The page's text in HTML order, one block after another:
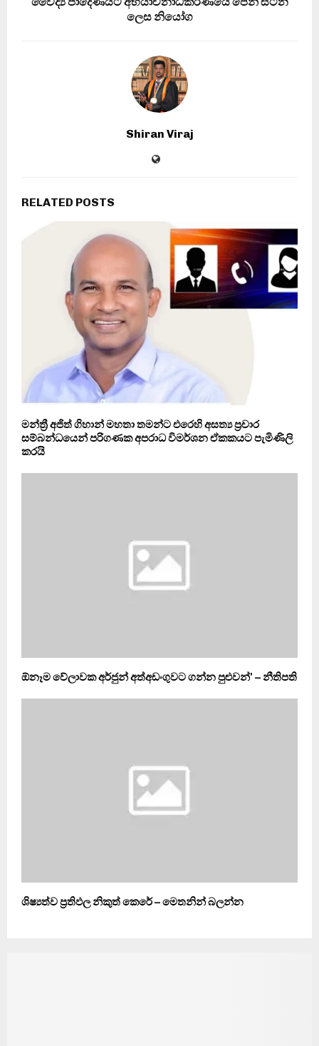
ලෙස නියෝග
Shiran Viraj
RELATED POSTS
මන්ත්‍රී අජිත් ගිහාන් මහතා තමන්ට එරෙහි අසත්‍ය ප්‍රචාර
සම්බන්ධයෙන් පරිගණක අපරාධ විමර්ශන ඒකකයට පැමිණිලි
කරයි
ඕනෑම වේලාවක අර්ජුන් අත්අඩංගුවට ගන්න පුළුවන්' – නීතිපති
ශිෂ්‍යත්ව ප්‍රතිඵල නිකුත් කෙරේ – මෙතනින් බලන්න